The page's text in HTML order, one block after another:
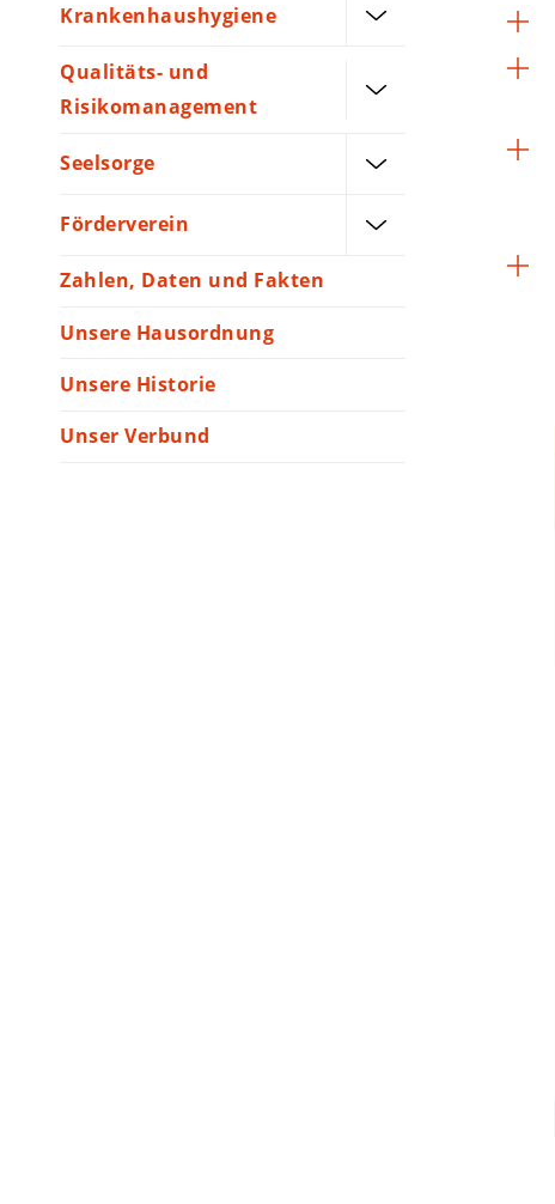
Krankenhaushygiene
Qualitäts- und
Risikomanagement
Seelsorge
Förderverein
Zahlen, Daten und Fakten
Unsere Hausordnung
Unsere Historie
Unser Verbund